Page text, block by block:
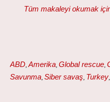
Tüm makaleyi okumak
ABD Amerika Global rescue
Savunma Siber savaş Turkey